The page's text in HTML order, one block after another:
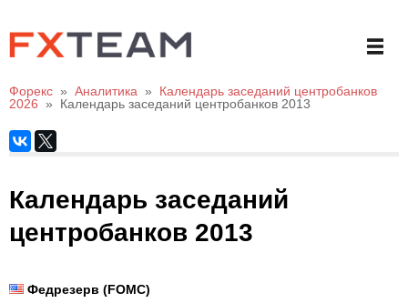
Форекс » Аналитика »
Календарь заседаний центробанков
2026 » Календарь заседаний центробанков 2013
Календарь заседаний
центробанков 2013
Федрезерв (FOMC)